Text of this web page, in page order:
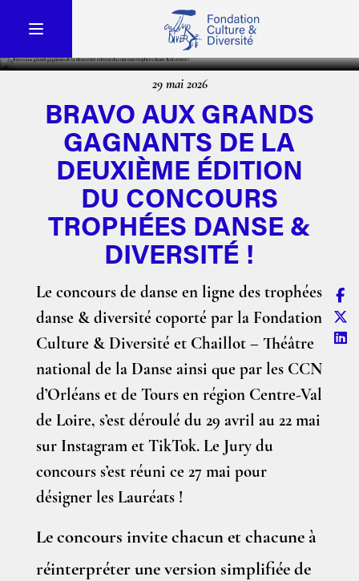
29 mai 2026
BRAVO AUX GRANDS
GAGNANTS DE LA
DEUXIÈME ÉDITION
DU CONCOURS
TROPHÉES DANSE &
DIVERSITÉ !
Le concours de danse en ligne des trophées
danse & diversité coporté par la Fondation
Culture & Diversité et Chaillot – Théâtre
national de la Danse ainsi que par les CCN
d’Orléans et de Tours en région Centre-Val
de Loire, s’est déroulé du 29 avril au 22 mai
sur Instagram et TikTok. Le Jury du
concours s’est réuni ce 27 mai pour
désigner les Lauréats !
Le concours invite chacun et chacune à
réinterpréter une version simplifiée de